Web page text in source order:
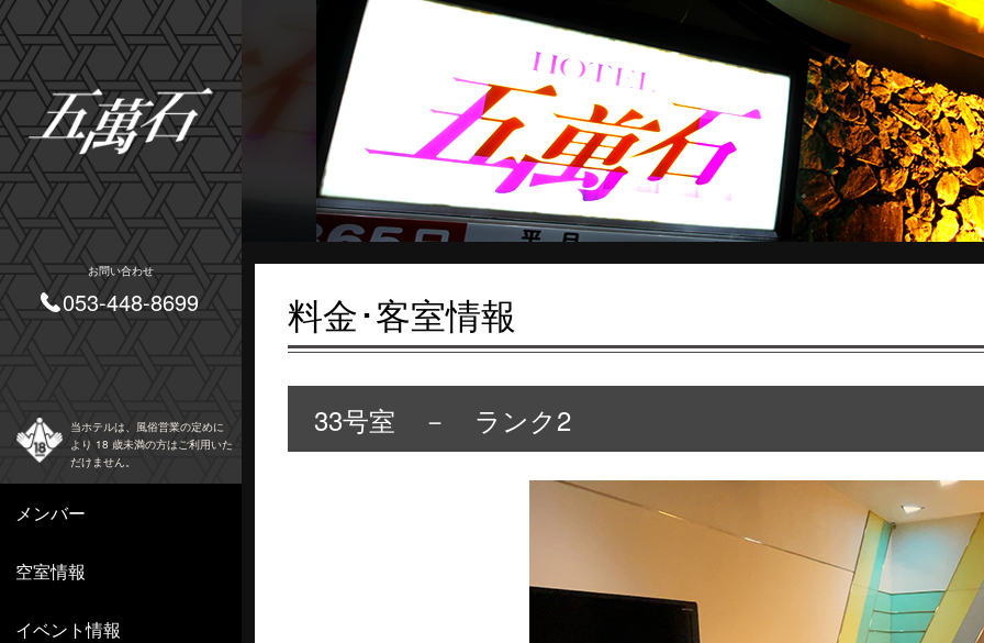
当ホテルは、風俗営業の定めに
より 18 歳未満の方はご利用いた
だけません。
お問い合わせ
053-448-8699
メンバー
空室情報
イベント情報
料金･客室情報
33号室 － ランク2